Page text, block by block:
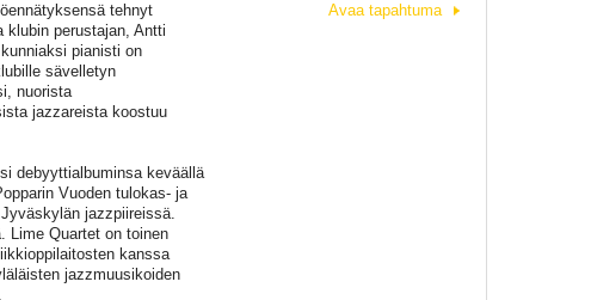
tehnyt
klubin perustajan, Antti
pianisti on
sävelletyn
nuorista
jazzareista koostuu
debyyttialbuminsa keväällä
Vuoden tulokas- ja
jazzpiireissä.
Lime Quartet on toinen
kanssa
jazzmuusikoiden
Avaa tapahtuma